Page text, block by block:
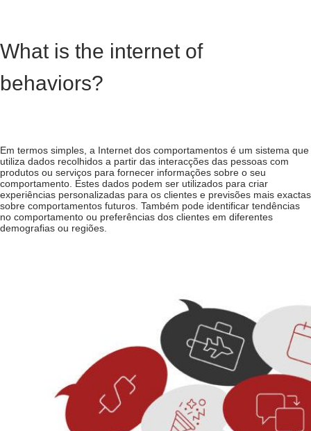
What is the internet of
behaviors?
Em termos simples, a Internet dos comportamentos é um sistema que
utiliza dados recolhidos a partir das interacções das pessoas com
produtos ou serviços para fornecer informações sobre o seu
comportamento. Estes dados podem ser utilizados para criar
experiências personalizadas para os clientes e previsões mais exactas
sobre comportamentos futuros. Também pode identificar tendências
no comportamento ou preferências dos clientes em diferentes
demografias ou regiões.